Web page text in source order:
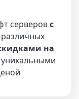
серверовс
различных
на